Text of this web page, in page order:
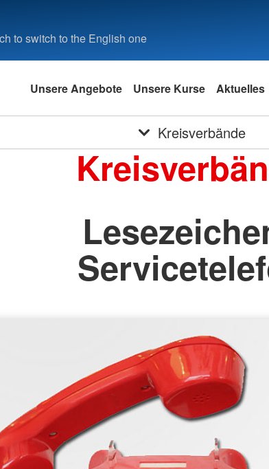
to switch to the English one
Unsere Angebote Unsere Kurse Aktuelles
Kreisverbände